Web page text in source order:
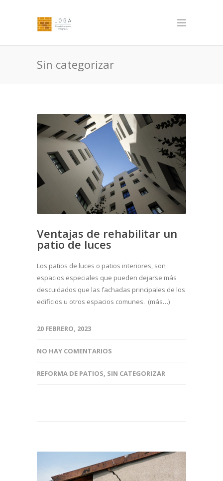
Sin categorizar
Ventajas de rehabilitar un
patio de luces
Los patios de luces o patios interiores, son
espacios especiales que pueden dejarse más
descuidados que las fachadas principales de los
edificios u otros espacios comunes. (más…)
20 FEBRERO, 2023
NO HAY COMENTARIOS
REFORMA DE PATIOS, SIN CATEGORIZAR